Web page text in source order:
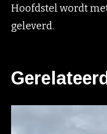
Hoofdstel wordt
geleverd.